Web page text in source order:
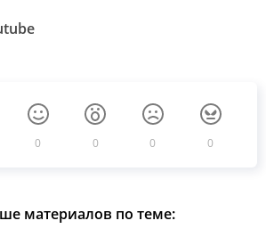
0 0 0 0
материалов по теме: